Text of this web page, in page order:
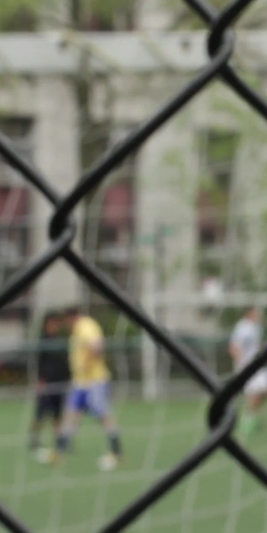
Championnat: Football
INFOS
29.08.2025
20:00
Stade Jaminet
Réserves Classe 4
Série 4
F.C. Luna
Oberkorn
VS
AS La Jeunesse
d'Esch/Alzette
retour